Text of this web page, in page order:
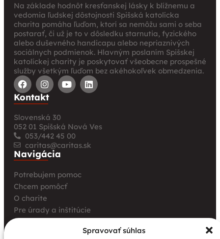
Spravovať súhlas
Na základe hodnôt kresťanskej lásky k blížnemu a
vedomia ľudskej dôstojnosti Spišská katolícka
charita pomáha ľuďom, ktorí sa nemôžu sami o seba
postarať, či už je to v dôsledku starnutia, fyzického
alebo duševného handicapu alebo nepriaznivých
sociálnych podmienok. Hlavným poslaním Spišskej
katolíckej charity je poskytovať všeobecne prospešné
služby všetkým ľuďom bez akéhokoľvek obmedzenia.
Kontakt
Slovenská 30
052 01 Spišská Nová Ves
053/442 45 00
caritas@caritas.sk
Navigácia
Potrebujem pomoc
Chcem pomôcť
O charite
Pre úrady a inštitúcie
Farské charity